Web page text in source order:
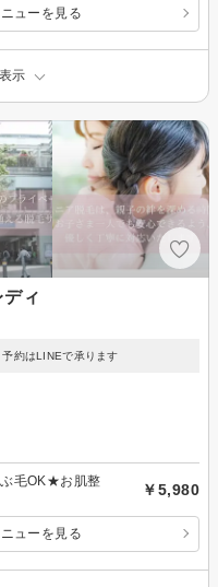
ューを見る
示
ィ
予約はLINEで承ります
ぶ毛OK★お肌整
￥5,980
ューを見る